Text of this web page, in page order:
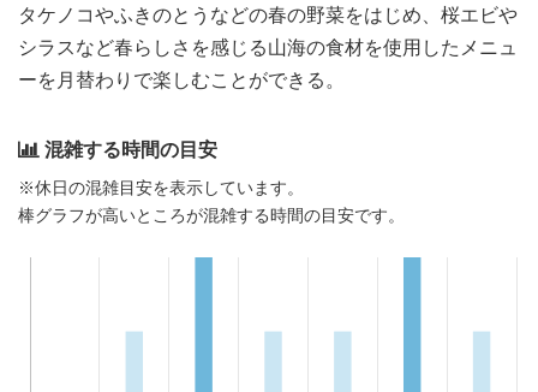
タケノコやふきのとうなどの春の野菜をはじめ、桜エビや
シラスなど春らしさを感じる山海の食材を使用したメニュ
ーを月替わりで楽しむことができる。
混雑する時間の目安
※休日の混雑目安を表示しています。
棒グラフが高いところが混雑する時間の目安です。